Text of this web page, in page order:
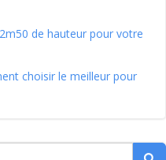
de hauteur pour votre
choisir le meilleur pour